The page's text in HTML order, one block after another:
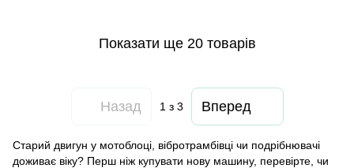
Показати ще 20 товарів
Назад 1 з 3 Вперед
Старий двигун у мотоблоці, вібротрамбівці чи подрібнювачі
доживає віку? Перш ніж купувати нову машину, перевірте, чи